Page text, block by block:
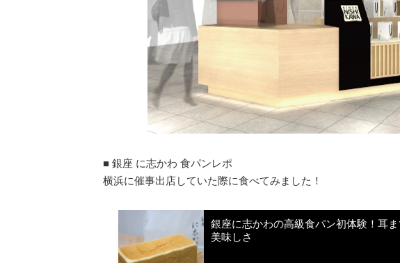
■ 銀座 に志かわ 食パンレポ
横浜に催事出店していた際に食べてみました！
銀座に志かわの高級食パン初体験！耳
美味しさ